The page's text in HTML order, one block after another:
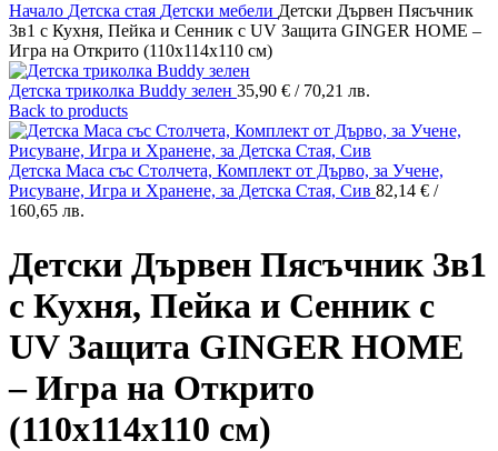
Начало Детска стая Детски мебели Детски Дървен Пясъчник
3в1 с Кухня, Пейка и Сенник с UV Защита GINGER HOME –
Игра на Открито (110x114x110 см)
Детска триколка Buddy зелен 35,90 € / 70,21 лв.
Back to products
Детска Маса със Столчета, Комплект от Дърво, за Учене,
Рисуване, Игра и Хранене, за Детска Стая, Сив 82,14 € /
160,65 лв.
Детски Дървен Пясъчник 3в1
с Кухня, Пейка и Сенник с
UV Защита GINGER HOME
– Игра на Открито
(110x114x110 см)